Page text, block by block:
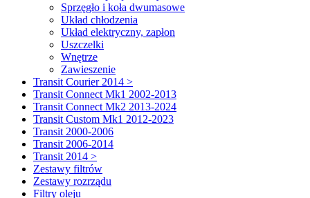
Sprzęgło i koła dwumasowe
Układ chłodzenia
Układ elektryczny, zapłon
Uszczelki
Wnętrze
Zawieszenie
Transit Courier 2014 >
Transit Connect Mk1 2002-2013
Transit Connect Mk2 2013-2024
Transit Custom Mk1 2012-2023
Transit 2000-2006
Transit 2006-2014
Transit 2014 >
Zestawy filtrów
Zestawy rozrządu
Filtry oleju